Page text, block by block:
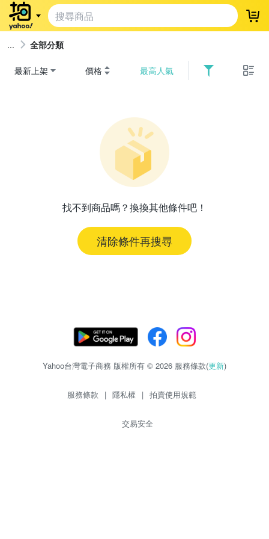
登
全部分類
最新上架 價格 最高人氣
找不到商品嗎？換換其他條件吧！
清除條件再搜尋
Yahoo台灣電子商務 版權所有 © 2026 服務條款(更新)
服務條款 | 隱私權 | 拍賣使用規範
交易安全